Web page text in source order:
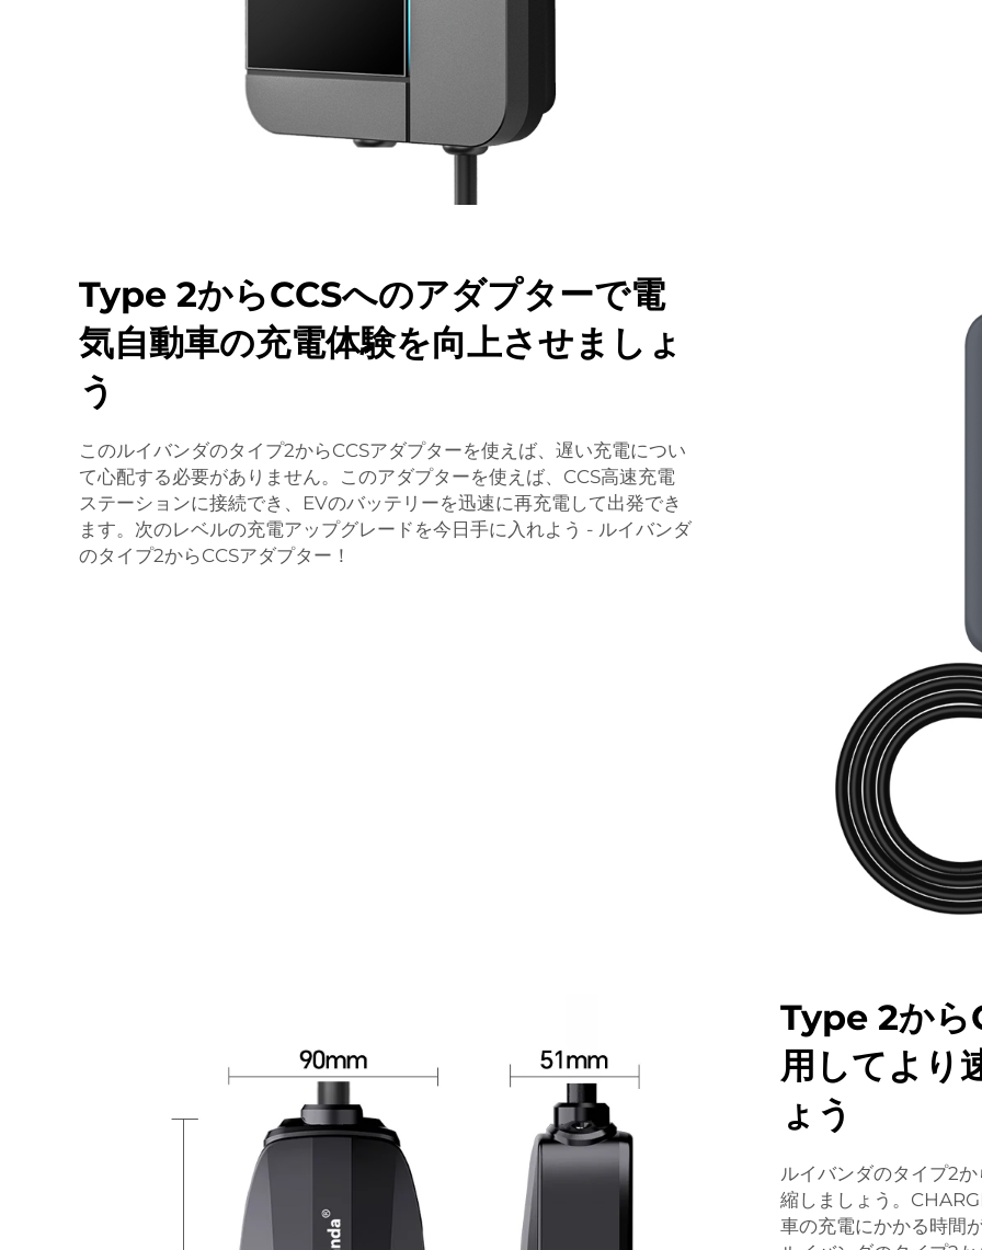
Type 2からCCSへのアダプターで電
気自動車の充電体験を向上させましょ
う
このルイバンダのタイプ2からCCSアダプターを使えば、遅い充電につい
て心配する必要がありません。このアダプターを使えば、CCS高速充電
ステーションに接続でき、EVのバッテリーを迅速に再充電して出発でき
ます。次のレベルの充電アップグレードを今日手に入れよう - ルイバンダ
のタイプ2からCCSアダプター！
Type 2から
用してより
ょう
ルイバンダのタイプ2
縮しましょう。
車の充電にかかる時間